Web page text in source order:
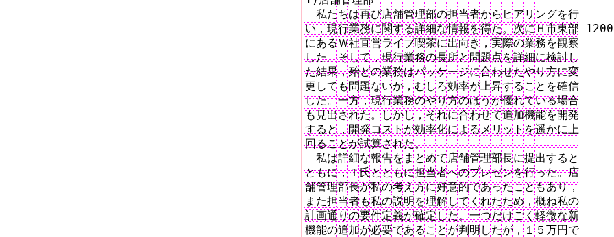
私たちは再び店舗管理部の担当者からヒアリングを行
い，現行業務に関する詳細な情報を得た。次にＨ市東部 1200
にあるＷ社直営ライブ喫茶に出向き，実際の業務を観察
した。そして，現行業務の長所と問題点を詳細に検討し
た結果，殆どの業務はパッケージに合わせたやり方に変
更しても問題ないか，むしろ効率が上昇することを確信
した。一方，現行業務のやり方のほうが優れている場合
も見出された。しかし，それに合わせて追加機能を開発
すると，開発コストが効率化によるメリットを遥かに上
回ることが試算された。
私は詳細な報告をまとめて店舗管理部長に提出すると
ともに，Ｔ氏とともに担当者へのプレゼンを行った。店
舗管理部長が私の考え方に好意的であったこともあり，
また担当者も私の説明を理解してくれたため，概ね私の
計画通りの要件定義が確定した。一つだけごく軽微な新
機能の追加が必要であることが判明したが，１５万円で